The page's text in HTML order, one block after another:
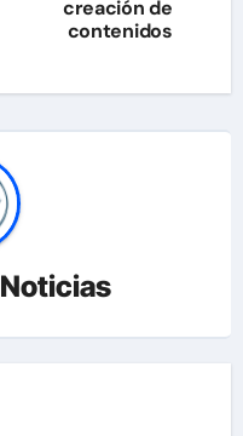
creación de
contenidos